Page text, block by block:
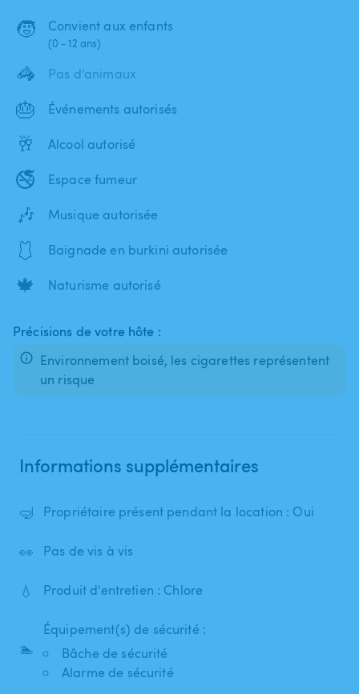
🧒 Convient aux enfants
(0 - 12 ans)
🦓 Pas d'animaux
🎂 Événements autorisés
🥂 Alcool autorisé
🚭 Espace fumeur
🎶 Musique autorisée
🩱 Baignade en burkini autorisée
🍁 Naturisme autorisé
Précisions de votre hôte :
Environnement boisé, les cigarettes représentent
un risque
Informations supplémentaires
🤿 Propriétaire présent pendant la location : Oui
👀 Pas de vis à vis
💧 Produit d'entretien : Chlore
🏊
Équipement(s) de sécurité :
Bâche de sécurité
Alarme de sécurité